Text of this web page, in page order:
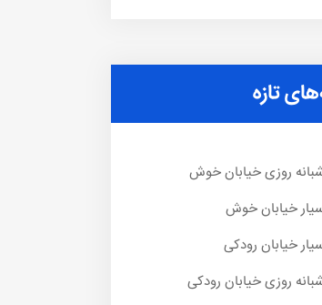
تازه
روزی خیابان خوش
خیابان خوش
خیابان رودکی
روزی خیابان رودکی